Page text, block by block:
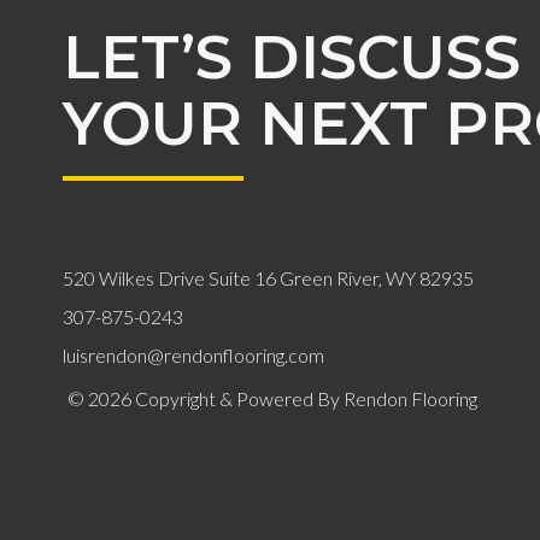
LET’S DISCUSS
YOUR NEXT
520 Wilkes Drive Suite 16 Green River, WY 82935
307-875-0243
luisrendon@rendonflooring.com
© 2026 Copyright & Powered By Rendon Flooring